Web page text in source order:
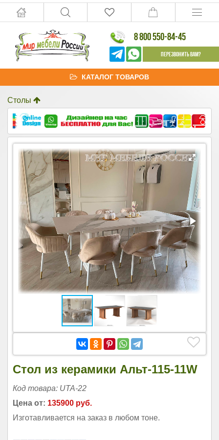
8 800 550-84-45
Перезвонить Вам?
КАТАЛОГ ТОВАРОВ
Столы
Стол из керамики Альт-115-11W
Код товара: UTA-22
Цена от: 135900 руб.
Изготавливается на заказ в любом тоне.